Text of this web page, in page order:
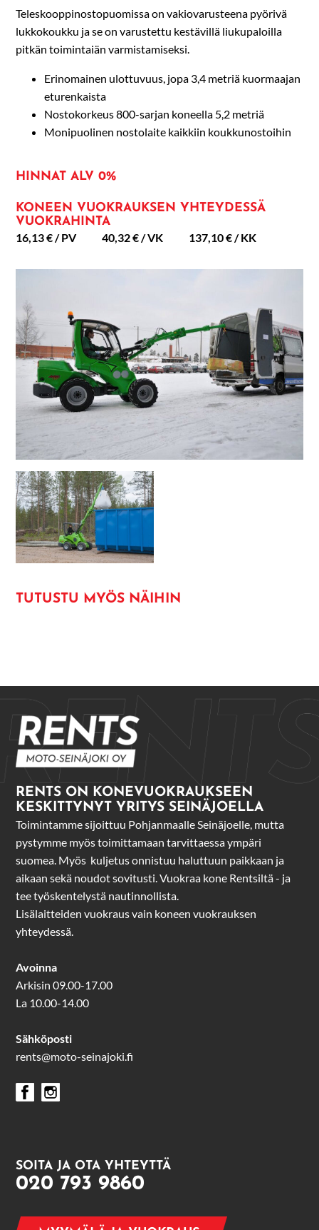
Teleskooppinostopuomissa on vakiovarusteena pyörivä
lukkokoukku ja se on varustettu kestävillä liukupaloilla
pitkän toimintaiän varmistamiseksi.
Erinomainen ulottuvuus, jopa 3,4 metriä kuormaajan
eturenkaista
Nostokorkeus 800-sarjan koneella 5,2 metriä
Monipuolinen nostolaite kaikkiin koukkunostoihin
HINNAT ALV 0%
KONEEN VUOKRAUKSEN YHTEYDESSÄ
VUOKRAHINTA
16,13 € / PV 40,32 € / VK 137,10 € / KK
TUTUSTU MYÖS NÄIHIN
RENTS ON KONEVUOKRAUKSEEN
KESKITTYNYT YRITYS SEINÄJOELLA
Toimintamme sijoittuu Pohjanmaalle Seinäjoelle, mutta
pystymme myös toimittamaan tarvittaessa ympäri
suomea. Myös kuljetus onnistuu haluttuun paikkaan ja
aikaan sekä noudot sovitusti.Vuokraa kone Rentsiltä - ja
tee työskentelystä nautinnollista.
Lisälaitteiden vuokraus vain koneen vuokrauksen
yhteydessä.
Avoinna
Arkisin 09.00-17.00
La 10.00-14.00
Sähköposti
rents@moto-seinajoki.fi
SOITA JA OTA YHTEYTTÄ
020 793 9860